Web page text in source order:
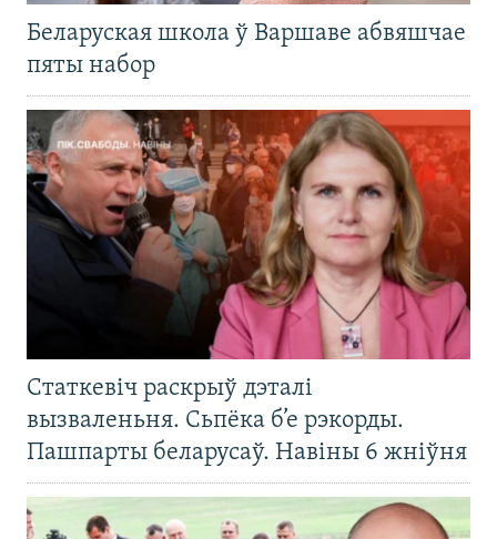
Беларуская школа ў Варшаве абвяшчае
пяты набор
Статкевіч раскрыў дэталі
вызваленьня. Сьпёка б’е рэкорды.
Пашпарты беларусаў. Навіны 6 жніўня